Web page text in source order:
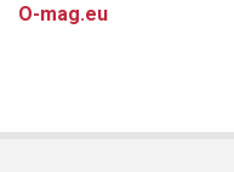
O-mag.eu